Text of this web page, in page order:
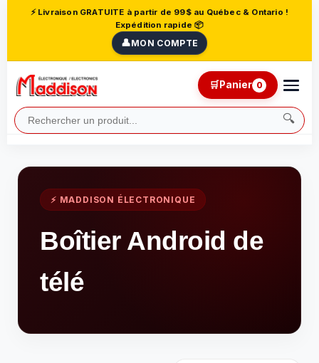
⚡ Livraison GRATUITE à partir de 99$ au Québec & Ontario !
Expédition rapide 📦
👤MON COMPTE
🔍
🛒Panier 0
⚡ MADDISON ÉLECTRONIQUE
Boîtier Android de
télé